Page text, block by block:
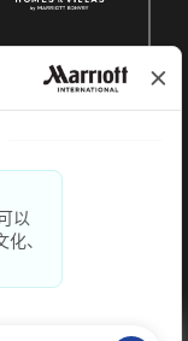
专有信息